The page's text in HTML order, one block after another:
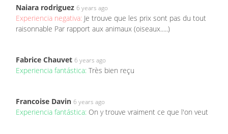
Naiara rodriguez 6 years ago
Experiencia negativa: Je trouve que les prix sont pas du tout
raisonnable Par rapport aux animaux (oiseaux.....)
Fabrice Chauvet 6 years ago
Experiencia fantástica: Très bien reçu
Francoise Davin 6 years ago
Experiencia fantástica: On y trouve vraiment ce que l'on veut